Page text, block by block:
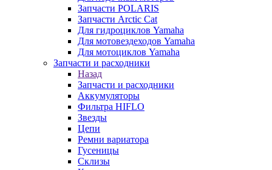
Запчасти POLARIS
Запчасти Arctic Cat
Для гидроциклов Yamaha
Для мотовездеходов Yamaha
Для мотоциклов Yamaha
Запчасти и расходники
Назад
Запчасти и расходники
Аккумуляторы
Фильтра HIFLO
Звезды
Цепи
Ремни вариатора
Гусеницы
Склизы